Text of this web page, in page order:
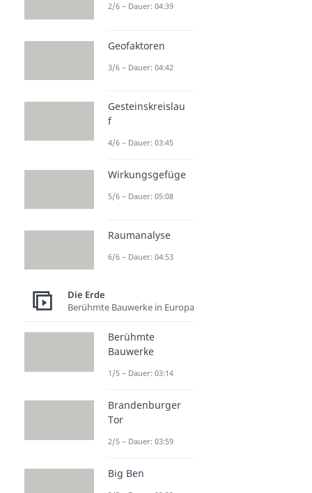
2/6 – Dauer: 04:39
Geofaktoren
3/6 – Dauer: 04:42
Gesteinskreislau
f
4/6 – Dauer: 03:45
Wirkungsgefüge
5/6 – Dauer: 05:08
Raumanalyse
6/6 – Dauer: 04:53
Die Erde
Berühmte Bauwerke in Europa
Berühmte
Bauwerke
1/5 – Dauer: 03:14
Brandenburger
Tor
2/5 – Dauer: 03:59
Big Ben